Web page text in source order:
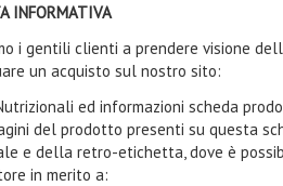
INFORMATIVA
i gentili clienti a prendere visione
un acquisto sul nostro sito:
ed informazioni scheda
del prodotto presenti su questa
e della retro-etichetta, dove è
in merito a: